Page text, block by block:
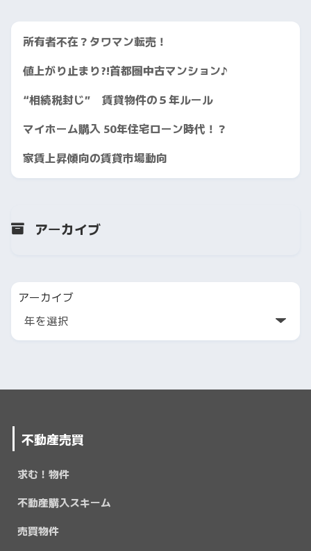
所有者不在？タワマン転売！
値上がり止まり?!首都圏中古マンション♪
“相続税封じ” 賃貸物件の５年ルール
マイホーム購入 50年住宅ローン時代！？
家賃上昇傾向の賃貸市場動向
アーカイブ
アーカイブ
不動産売買
求む！物件
不動産購入スキーム
売買物件